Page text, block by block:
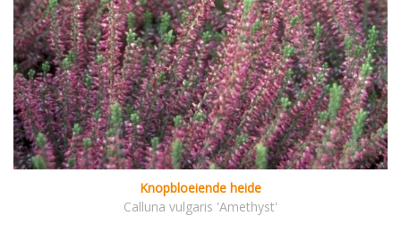
Knopbloeiende heide
Calluna vulgaris 'Amethyst'